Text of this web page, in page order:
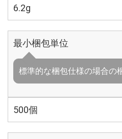
6.2g
最小梱包単位
標準的な梱包仕様の場合の
500個